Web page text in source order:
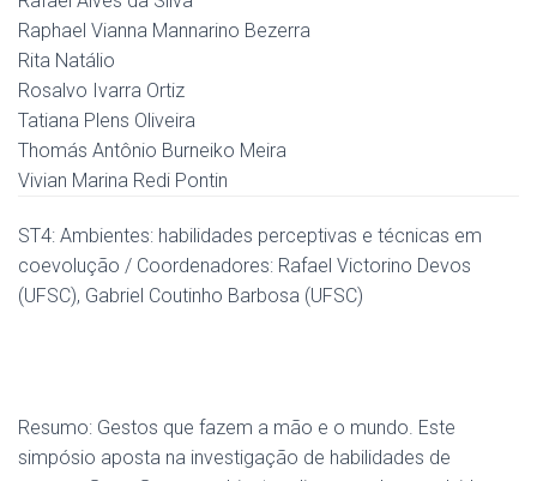
Raphael Vianna Mannarino Bezerra
Rita Natálio
Rosalvo Ivarra Ortiz
Tatiana Plens Oliveira
Thomás Antônio Burneiko Meira
Vivian Marina Redi Pontin
ST4: Ambientes: habilidades perceptivas e técnicas em
coevolução / Coordenadores: Rafael Victorino Devos
(UFSC), Gabriel Coutinho Barbosa (UFSC)
Resumo: Gestos que fazem a mão e o mundo. Este
simpósio aposta na investigação de habilidades de